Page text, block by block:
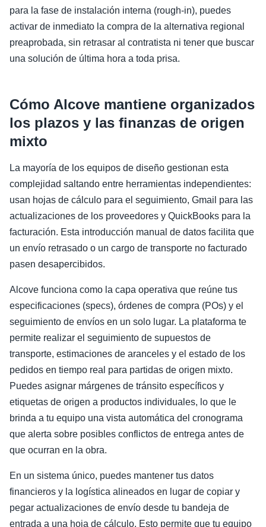
para la fase de instalación interna (rough-in), puedes
activar de inmediato la compra de la alternativa regional
preaprobada, sin retrasar al contratista ni tener que buscar
una solución de última hora a toda prisa.
Cómo Alcove mantiene organizados
los plazos y las finanzas de origen
mixto
La mayoría de los equipos de diseño gestionan esta
complejidad saltando entre herramientas independientes:
usan hojas de cálculo para el seguimiento, Gmail para las
actualizaciones de los proveedores y QuickBooks para la
facturación. Esta introducción manual de datos facilita que
un envío retrasado o un cargo de transporte no facturado
pasen desapercibidos.
Alcove funciona como la capa operativa que reúne tus
especificaciones (specs), órdenes de compra (POs) y el
seguimiento de envíos en un solo lugar. La plataforma te
permite realizar el seguimiento de supuestos de
transporte, estimaciones de aranceles y el estado de los
pedidos en tiempo real para partidas de origen mixto.
Puedes asignar márgenes de tránsito específicos y
etiquetas de origen a productos individuales, lo que le
brinda a tu equipo una vista automática del cronograma
que alerta sobre posibles conflictos de entrega antes de
que ocurran en la obra.
En un sistema único, puedes mantener tus datos
financieros y la logística alineados en lugar de copiar y
pegar actualizaciones de envío desde tu bandeja de
entrada a una hoja de cálculo. Esto permite que tu equipo